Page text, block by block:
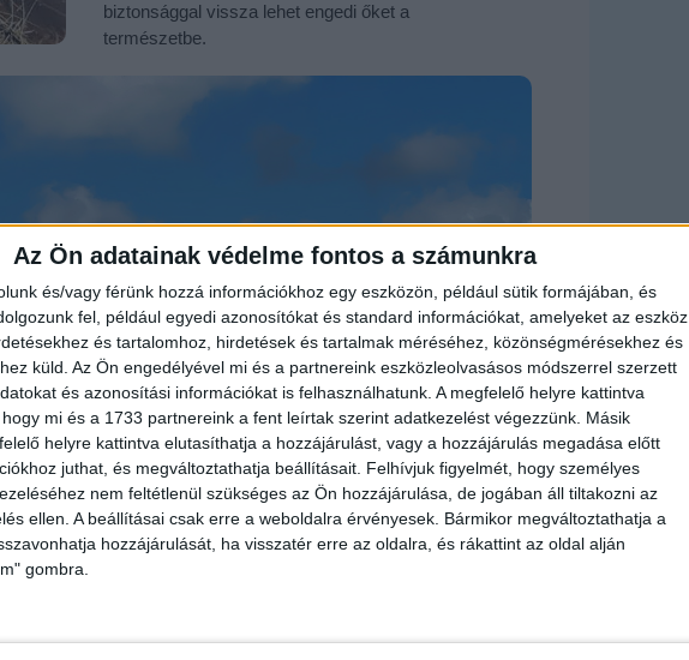
Az Ön adatainak védelme fontos a számunkra
és/vagy férünk hozzá információkhoz egy eszközön, például sütik formájában, és
fel, például egyedi azonosítókat és standard információkat, amelyeket az eszköz
és tartalomhoz, hirdetések és tartalmak méréséhez, közönségmérésekhez és
küld. Az Ön engedélyével mi és a partnereink eszközleolvasásos módszerrel szerzett
és azonosítási információkat is felhasználhatunk. A megfelelő helyre kattintva
mi és a 1733 partnereink a fent leírtak szerint adatkezelést végezzünk. Másik
helyre kattintva elutasíthatja a hozzájárulást, vagy a hozzájárulás megadása előtt
juthat, és megváltoztathatja beállításait. Felhívjuk figyelmét, hogy személyes
nem feltétlenül szükséges az Ön hozzájárulása, de jogában áll tiltakozni az
ellen. A beállításai csak erre a weboldalra érvényesek. Bármikor megváltoztathatja a
hozzájárulását, ha visszatér erre az oldalra, és rákattint az oldal alján
gombra.
biztonsággal vissza lehet engedi őket a
természetbe.